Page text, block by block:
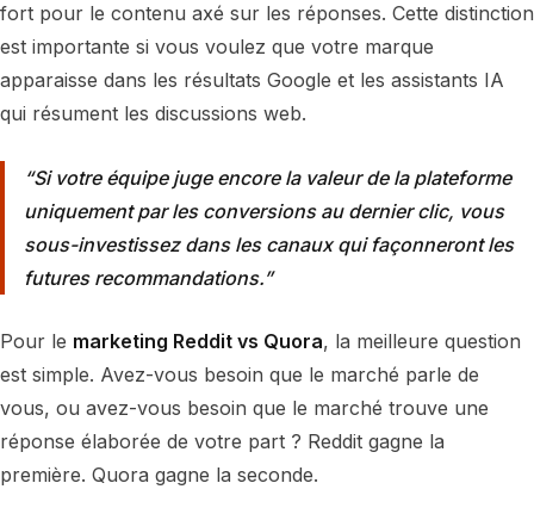
fort pour le contenu axé sur les réponses. Cette distinction
est importante si vous voulez que votre marque
apparaisse dans les résultats Google et les assistants IA
qui résument les discussions web.
Si votre équipe juge encore la valeur de la plateforme
uniquement par les conversions au dernier clic, vous
sous-investissez dans les canaux qui façonneront les
futures recommandations.
Pour le marketing Reddit vs Quora, la meilleure question
est simple. Avez-vous besoin que le marché parle de
vous, ou avez-vous besoin que le marché trouve une
réponse élaborée de votre part ? Reddit gagne la
première. Quora gagne la seconde.